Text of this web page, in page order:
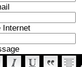
Internet